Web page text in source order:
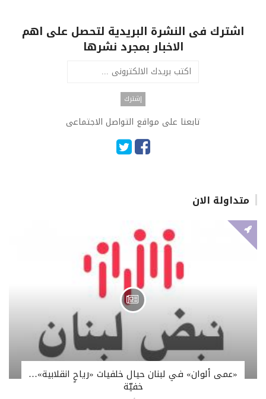
اشترك فى النشرة البريدية لتحصل على اهم
الاخبار بمجرد نشرها
تابعنا على مواقع التواصل الاجتماعى
متداولة الان
«عمى ألوان» في لبنان حيال خلفيات «رياحٍ انقلابية»…
خفيّة